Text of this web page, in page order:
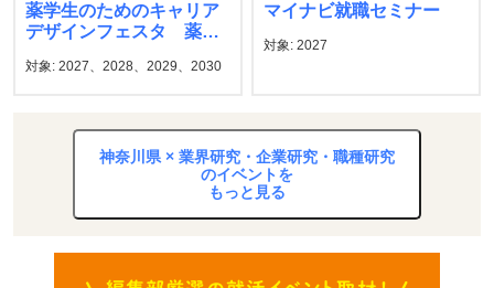
薬学生のためのキャリア
デザインフェスタ 薬キ
対象: 2027、2028、2029、2030
マイナビ就職セミナー
対象: 2027
神奈川県 × 業界研究・企業研究・職種研究
のイベントを
もっと見る